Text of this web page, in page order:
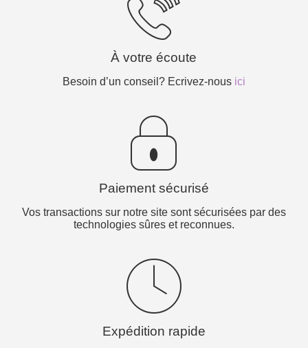
À votre écoute
Besoin d’un conseil? Ecrivez-nous ici
Paiement sécurisé
Vos transactions sur notre site sont sécurisées par des
technologies sûres et reconnues.
Expédition rapide